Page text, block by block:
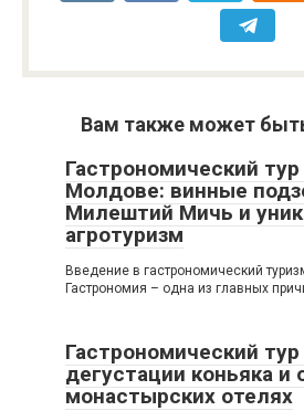
Вам также может
Гастрономический
Молдове: винные
Милештий Мичь и
агротуризм
Введение в гастрономический
Гастрономия – одна из главных
Гастрономический
дегустации коньяка и
монастырских отелях